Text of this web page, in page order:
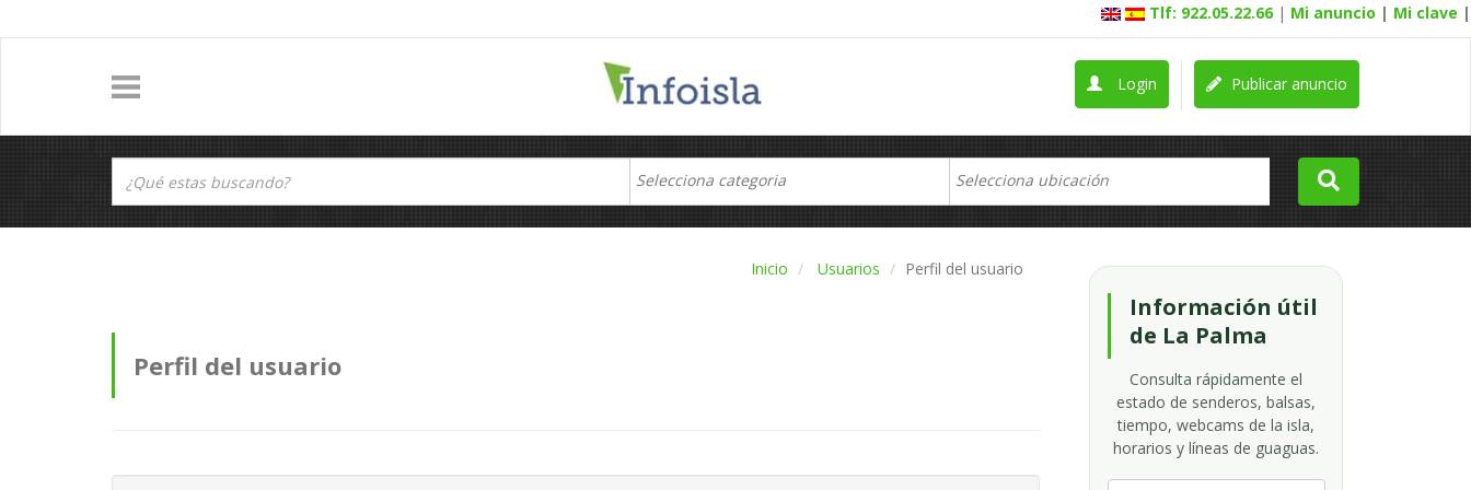
Tlf: 922.05.22.66 | Mi anuncio | Mi clave |
Publicar anuncio
Login
Inicio Usuarios Perfil del usuario
Perfil del usuario
Información útil
de La Palma
Consulta rápidamente el
estado de senderos, balsas,
tiempo, webcams de la isla,
horarios y líneas de guaguas.